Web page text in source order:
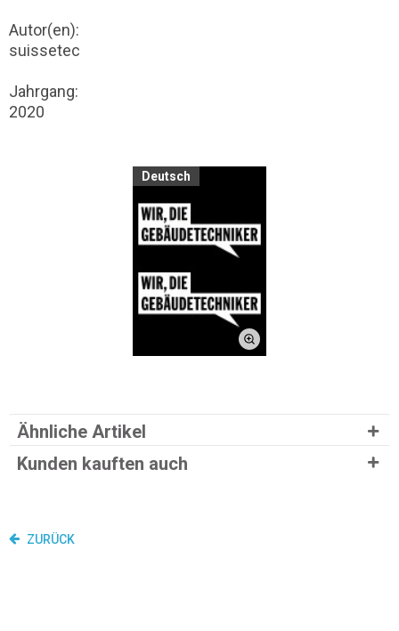
Autor(en):
suissetec
Jahrgang:
2020
Deutsch
Ähnliche Artikel
Kunden kauften auch
ZURÜCK